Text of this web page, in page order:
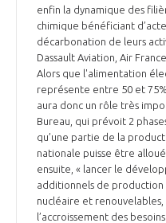
enfin la dynamique des
chimique bénéficiant
décarbonation de leurs
Dassault Aviation, Air
Alors que l'alimentation
représente entre 50 et
aura donc un rôle très
Bureau, qui prévoit 2
qu’une partie de la
nationale puisse être
ensuite, « lancer le
additionnels de production
nucléaire et renouvelables,
l’accroissement des